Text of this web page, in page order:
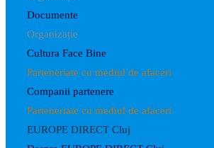
Documente
Organizație
Cultura Face Bine
Parteneriate cu mediul de afaceri
Companii partenere
Parteneriate cu mediul de afaceri
EUROPE DIRECT Cluj